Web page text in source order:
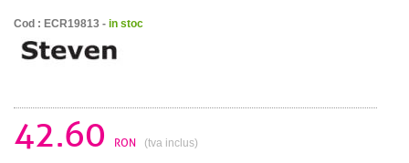
Cod : ECR19813 - in stoc
42.60 RON (tva inclus)